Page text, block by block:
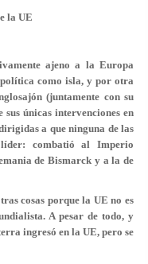
la UE
ajeno a la Europa
como isla, y por otra
(juntamente con su
únicas intervenciones en
a que ninguna de las
combatió al Imperio
de Bismarck y a la de
cosas porque la UE no es
A pesar de todo, y
ingresó en la UE, pero se